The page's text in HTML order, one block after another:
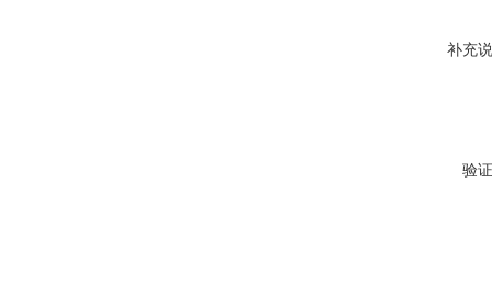
补充
验